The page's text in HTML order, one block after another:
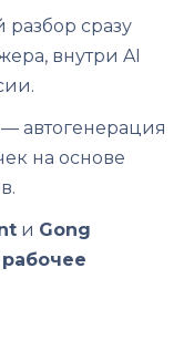
сразу
внутри AI
— автогенерация
на основе
и Gong